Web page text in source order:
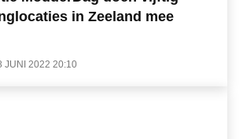
in Zeeland mee
JUNI 2022 20:10